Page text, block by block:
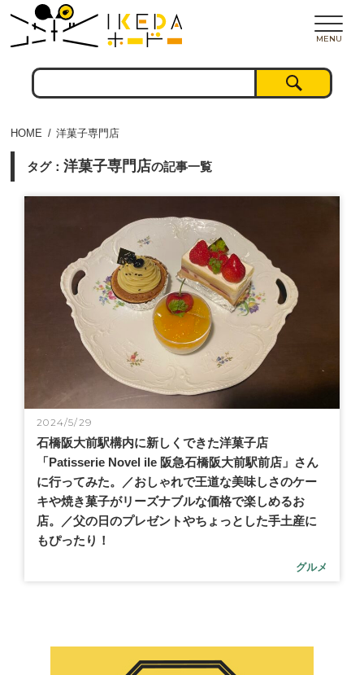
MENU
HOME 洋菓子専門店
タグ： 洋菓子専門店の記事一覧
2024/5/29
石橋阪大前駅構内に新しくできた洋菓子店
「Patisserie Novel ile 阪急石橋阪大前駅前店」さん
に行ってみた。／おしゃれで王道な美味しさのケー
キや焼き菓子がリーズナブルな価格で楽しめるお
店。／父の日のプレゼントやちょっとした手土産に
もぴったり！
グルメ